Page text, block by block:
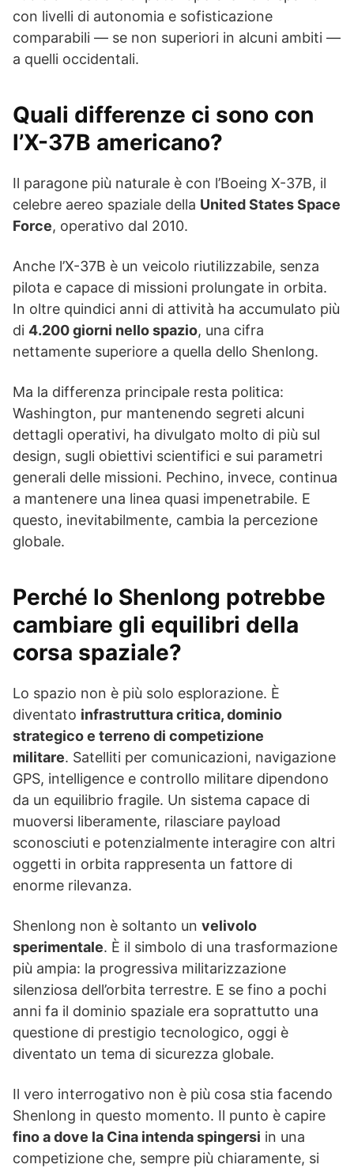
con livelli di autonomia e sofisticazione
comparabili — se non superiori in alcuni ambiti —
a quelli occidentali.
Quali differenze ci sono con
l’X-37B americano?
Il paragone più naturale è con l’Boeing X-37B, il
celebre aereo spaziale della United States Space
Force, operativo dal 2010.
Anche l’X-37B è un veicolo riutilizzabile, senza
pilota e capace di missioni prolungate in orbita.
In oltre quindici anni di attività ha accumulato più
di 4.200 giorni nello spazio, una cifra
nettamente superiore a quella dello Shenlong.
Ma la differenza principale resta politica:
Washington, pur mantenendo segreti alcuni
dettagli operativi, ha divulgato molto di più sul
design, sugli obiettivi scientifici e sui parametri
generali delle missioni. Pechino, invece, continua
a mantenere una linea quasi impenetrabile. E
questo, inevitabilmente, cambia la percezione
globale.
Perché lo Shenlong potrebbe
cambiare gli equilibri della
corsa spaziale?
Lo spazio non è più solo esplorazione. È
diventato infrastruttura critica, dominio
strategico e terreno di competizione
militare. Satelliti per comunicazioni, navigazione
GPS, intelligence e controllo militare dipendono
da un equilibrio fragile. Un sistema capace di
muoversi liberamente, rilasciare payload
sconosciuti e potenzialmente interagire con altri
oggetti in orbita rappresenta un fattore di
enorme rilevanza.
Shenlong non è soltanto un velivolo
sperimentale. È il simbolo di una trasformazione
più ampia: la progressiva militarizzazione
silenziosa dell’orbita terrestre. E se fino a pochi
anni fa il dominio spaziale era soprattutto una
questione di prestigio tecnologico, oggi è
diventato un tema di sicurezza globale.
Il vero interrogativo non è più cosa stia facendo
Shenlong in questo momento. Il punto è capire
fino a dove la Cina intenda spingersi in una
competizione che, sempre più chiaramente, si